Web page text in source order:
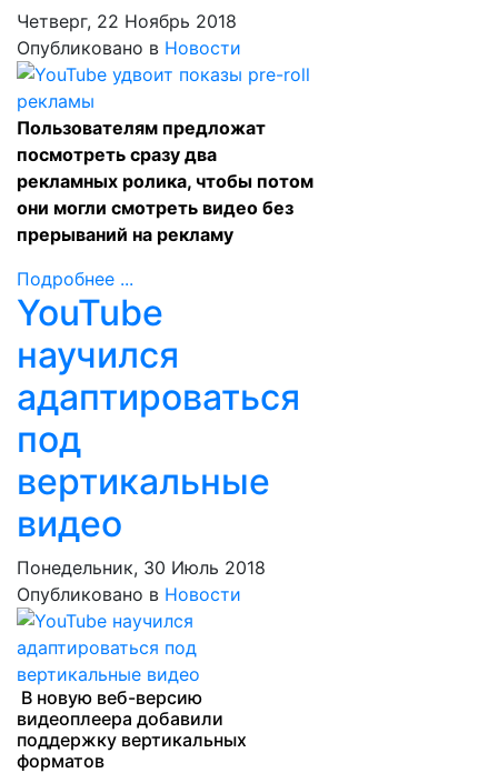
Четверг, 22 Ноябрь 2018
Опубликовано в Новости
Пользователям предложат
посмотреть сразу два
рекламных ролика, чтобы потом
они могли смотреть видео без
прерываний на рекламу
Подробнее ...
YouTube
научился
адаптироваться
под
вертикальные
видео
Понедельник, 30 Июль 2018
Опубликовано в Новости
В новую веб-версию
видеоплеера добавили
поддержку вертикальных
форматов